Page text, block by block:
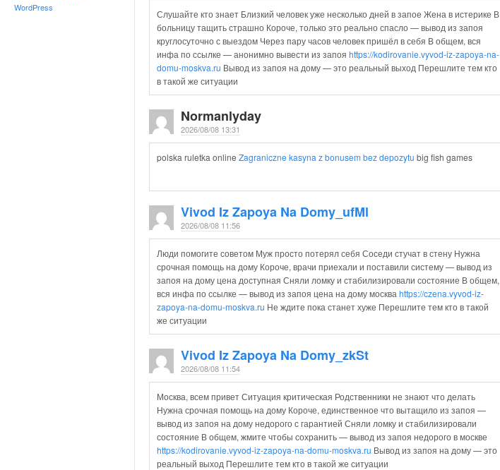
WordPress
Слушайте кто знает Близкий человек уже несколько дней в запое Жена в истерике В
больницу тащить страшно Короче, только это реально спасло — вывод из запоя
круглосуточно с выездом Через пару часов человек пришёл в себя В общем, вся
инфа по ссылке — анонимно вывести из запоя https://kodirovanie.vyvod-iz-zapoya-na-
domu-moskva.ru Вывод из запоя на дому — это реальный выход Перешлите тем кто
в такой же ситуации
Normanlyday
2026/08/08 13:31
polska ruletka online Zagraniczne kasyna z bonusem bez depozytu big fish games
Vivod Iz Zapoya Na Domy_ufMl
2026/08/08 11:56
Люди помогите советом Муж просто потерял себя Соседи стучат в стену Нужна
срочная помощь на дому Короче, врачи приехали и поставили систему — вывод из
запоя на дому цена доступная Сняли ломку и стабилизировали состояние В общем,
вся инфа по ссылке — вывод из запоя цена на дому москва https://czena.vyvod-iz-
zapoya-na-domu-moskva.ru Не ждите пока станет хуже Перешлите тем кто в такой
же ситуации
Vivod Iz Zapoya Na Domy_zkSt
2026/08/08 11:54
Москва, всем привет Ситуация критическая Родственники не знают что делать
Нужна срочная помощь на дому Короче, единственное что вытащило из запоя —
вывод из запоя на дому недорого с гарантией Сняли ломку и стабилизировали
состояние В общем, жмите чтобы сохранить — вывод из запоя недорого в москве
https://kodirovanie.vyvod-iz-zapoya-na-domu-moskva.ru Вывод из запоя на дому — это
реальный выход Перешлите тем кто в такой же ситуации